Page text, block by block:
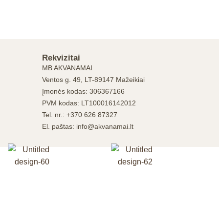
Rekvizitai
MB AKVANAMAI
Ventos g. 49, LT-89147 Mažeikiai
Įmonės kodas: 306367166
PVM kodas: LT100016142012
Tel. nr.: +370 626 87327
El. paštas: info@akvanamai.lt